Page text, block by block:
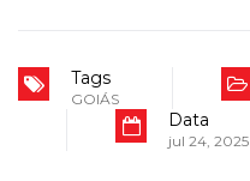
Tags
GOIÁS
Data
jul 24, 2025